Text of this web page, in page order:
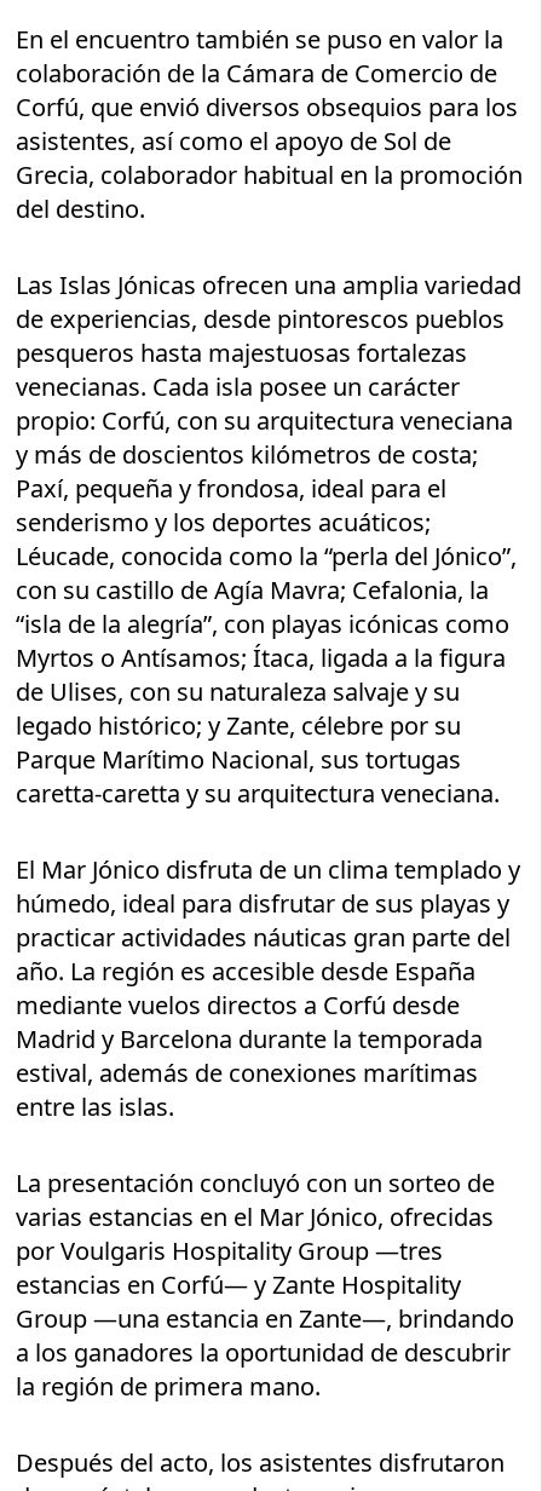
En el encuentro también se puso en valor la
colaboración de la Cámara de Comercio de
Corfú, que envió diversos obsequios para los
asistentes, así como el apoyo de Sol de
Grecia, colaborador habitual en la promoción
del destino.
Las Islas Jónicas ofrecen una amplia variedad
de experiencias, desde pintorescos pueblos
pesqueros hasta majestuosas fortalezas
venecianas. Cada isla posee un carácter
propio: Corfú, con su arquitectura veneciana
y más de doscientos kilómetros de costa;
Paxí, pequeña y frondosa, ideal para el
senderismo y los deportes acuáticos;
Léucade, conocida como la “perla del Jónico”,
con su castillo de Agía Mavra; Cefalonia, la
“isla de la alegría”, con playas icónicas como
Myrtos o Antísamos; Ítaca, ligada a la figura
de Ulises, con su naturaleza salvaje y su
legado histórico; y Zante, célebre por su
Parque Marítimo Nacional, sus tortugas
caretta-caretta y su arquitectura veneciana.
El Mar Jónico disfruta de un clima templado y
húmedo, ideal para disfrutar de sus playas y
practicar actividades náuticas gran parte del
año. La región es accesible desde España
mediante vuelos directos a Corfú desde
Madrid y Barcelona durante la temporada
estival, además de conexiones marítimas
entre las islas.
La presentación concluyó con un sorteo de
varias estancias en el Mar Jónico, ofrecidas
por Voulgaris Hospitality Group —tres
estancias en Corfú— y Zante Hospitality
Group —una estancia en Zante—, brindando
a los ganadores la oportunidad de descubrir
la región de primera mano.
Después del acto, los asistentes disfrutaron